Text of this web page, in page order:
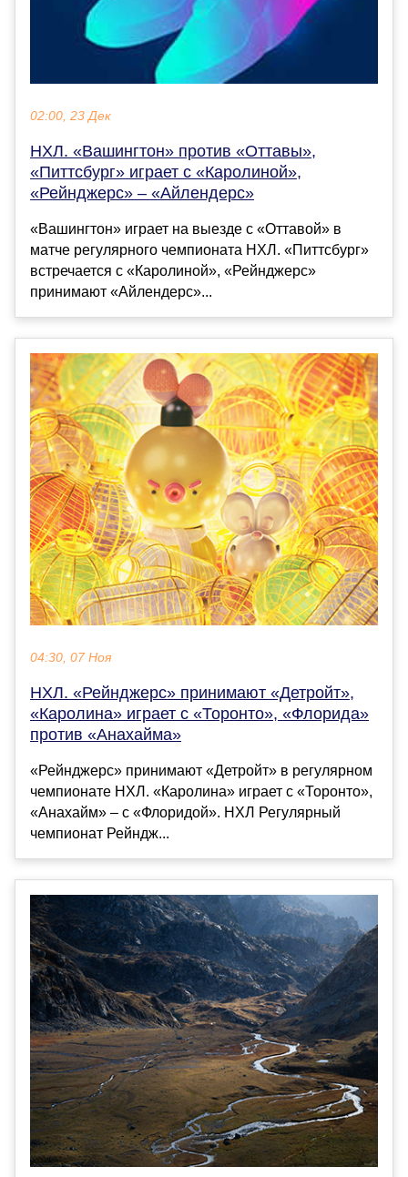
02:00, 23 Дек
НХЛ. «Вашингтон» против «Оттавы»,
«Питтсбург» играет с «Каролиной»,
«Рейнджерс» – «Айлендерс»
«Вашингтон» играет на выезде с «Оттавой» в
матче регулярного чемпионата НХЛ. «Питтсбург»
встречается с «Каролиной», «Рейнджерс»
принимают «Айлендерс»...
04:30, 07 Ноя
НХЛ. «Рейнджерс» принимают «Детройт»,
«Каролина» играет с «Торонто», «Флорида»
против «Анахайма»
«Рейнджерс» принимают «Детройт» в регулярном
чемпионате НХЛ. «Каролина» играет с «Торонто»,
«Анахайм» – с «Флоридой». НХЛ Регулярный
чемпионат Рейндж...